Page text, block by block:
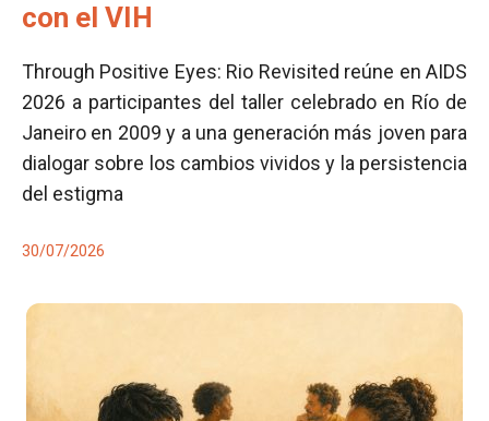
con el VIH
Through Positive Eyes: Rio Revisited reúne en AIDS
2026 a participantes del taller celebrado en Río de
Janeiro en 2009 y a una generación más joven para
dialogar sobre los cambios vividos y la persistencia
del estigma
30/07/2026